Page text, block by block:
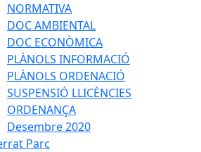
NORMATIVA
DOC AMBIENTAL
DOC ECONÒMICA
PLÀNOLS INFORMACIÓ
PLÀNOLS ORDENACIÓ
SUSPENSIÓ LLICÈNCIES
ORDENANÇA
Desembre 2020
Parc